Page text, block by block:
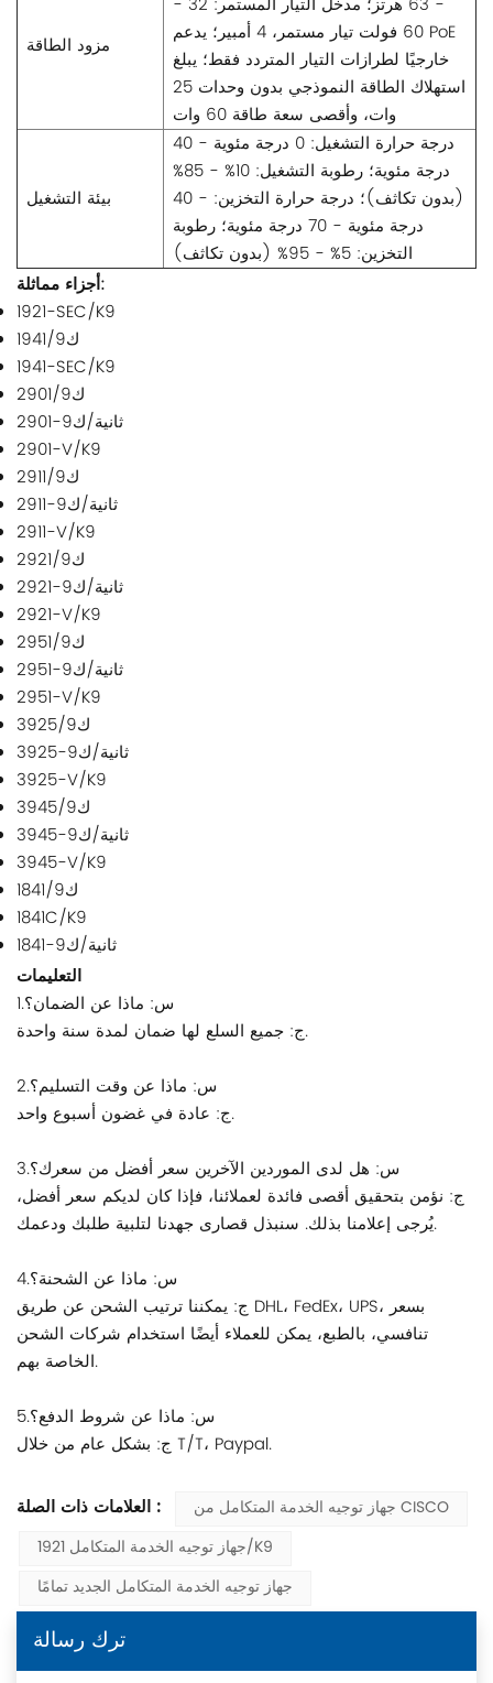
مزود الطاقة
60 فولت تيار مستمر، 4 أمبير؛ يدعم PoE
خارجيًا لطرازات التيار المتردد فقط؛ يبلغ
استهلاك الطاقة النموذجي بدون وحدات 25
وات، وأقصى سعة طاقة 60 وات
بيئة التشغيل
درجة حرارة التشغيل: 0 درجة مئوية - 40
درجة مئوية؛ رطوبة التشغيل: 10% - 85%
(بدون تكاثف)؛ درجة حرارة التخزين: - 40
درجة مئوية - 70 درجة مئوية؛ رطوبة
التخزين: 5% - 95% (بدون تكاثف)
أجزاء مماثلة:
1921-SEC/K9
1941/ك9
1941-SEC/K9
2901/ك9
2901-ثانية/ك9
2901-V/K9
2911/ك9
2911-ثانية/ك9
2911-V/K9
2921/ك9
2921-ثانية/ك9
2921-V/K9
2951/ك9
2951-ثانية/ك9
2951-V/K9
3925/ك9
3925-ثانية/ك9
3925-V/K9
3945/ك9
3945-ثانية/ك9
3945-V/K9
1841/ك9
1841C/K9
1841-ثانية/ك9
التعليمات
1.س: ماذا عن الضمان؟
ج: جميع السلع لها ضمان لمدة سنة واحدة.
2.س: ماذا عن وقت التسليم؟
ج: عادة في غضون أسبوع واحد.
3.س: هل لدى الموردين الآخرين سعر أفضل من سعرك؟
ج: نؤمن بتحقيق أقصى فائدة لعملائنا، فإذا كان لديكم سعر أفضل،
يُرجى إعلامنا بذلك. سنبذل قصارى جهدنا لتلبية طلبك ودعمك.
4.س: ماذا عن الشحنة؟
ج: يمكننا ترتيب الشحن عن طريق DHL، FedEx، UPS، بسعر
تنافسي، بالطبع، يمكن للعملاء أيضًا استخدام شركات الشحن
الخاصة بهم.
5.س: ماذا عن شروط الدفع؟
ج: بشكل عام من خلال T/T، Paypal.
العلامات ذات الصلة :
جهاز توجيه الخدمة المتكامل من CISCO
جهاز توجيه الخدمة المتكامل 1921/K9
جهاز توجيه الخدمة المتكامل الجديد تمامًا
ترك رسالة